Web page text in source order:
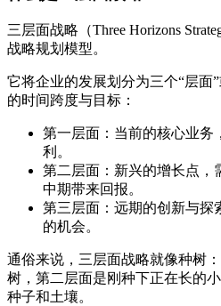
三层面战略（Three Horizons
战略规划模型。
它将企业的发展划分为三个“层面
的时间跨度与目标：
第一层面 ：当前的核心业
利。
第二层面 ：新兴的增长点
中期带来回报。
第三层面 ：远期的创新与
的机会。
通俗来说，三层面战略就像种树
树，第二层面是刚种下正在长的
种子和土壤。